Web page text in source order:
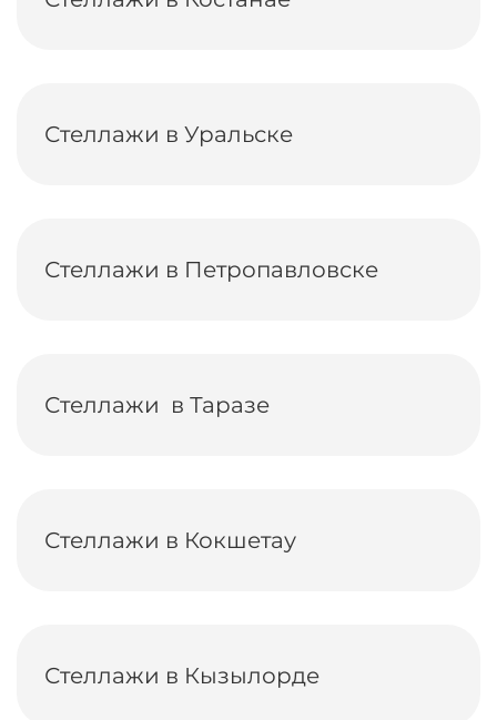
Стеллажи в Уральске
Стеллажи в Петропавловске
Стеллажи в Таразе
Стеллажи в Кокшетау
Стеллажи в Кызылорде